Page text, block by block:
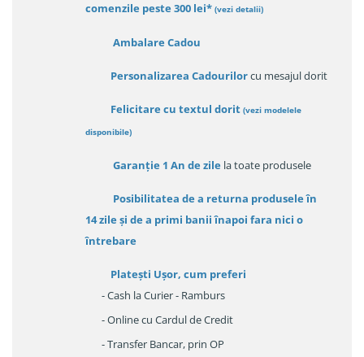
comenzile peste 300 lei* (vezi detalii)
Ambalare Cadou
Personalizarea Cadourilorcu mesajul dorit
Felicitare cu textul dorit (vezi modelele
disponibile)
Garanție 1 An de zile la toate produsele
Posibilitatea de a returna produsele în
14 zileși de a primi banii înapoi fara nici o
întrebare
Platești Ușor, cum preferi
- Cash la Curier - Ramburs
- Online cu Cardul de Credit
- Transfer Bancar, prin OP